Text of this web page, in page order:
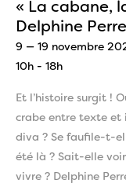
« La cabane,
Delphine
9 — 19 novembre
10h - 18h
Et l’histoire surgit !
crabe entre texte et
diva ? Se faufile-t-
été là ? Sait-elle voir
vivre ? Delphine